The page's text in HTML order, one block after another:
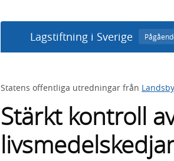
Lagstiftning i Sverige
Statens offentliga utredningar från
Stärkt kontroll